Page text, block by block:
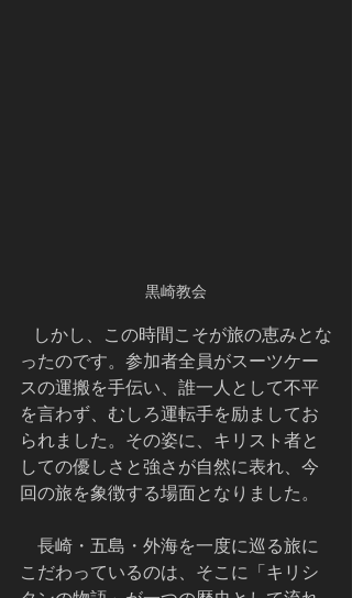
黒崎教会
ったのです。参加者全員がスーツケー
スの運搬を手伝い、誰一人として不平
を言わず、むしろ運転手を励ましてお
られました。その姿に、キリスト者と
しての優しさと強さが自然に表れ、今
回の旅を象徴する場面となりました。
こだわっているのは、そこに「キリシ